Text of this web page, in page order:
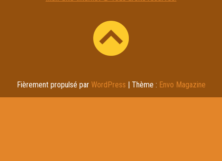
Fièrement propulsé par WordPress | Thème : Envo Magazine